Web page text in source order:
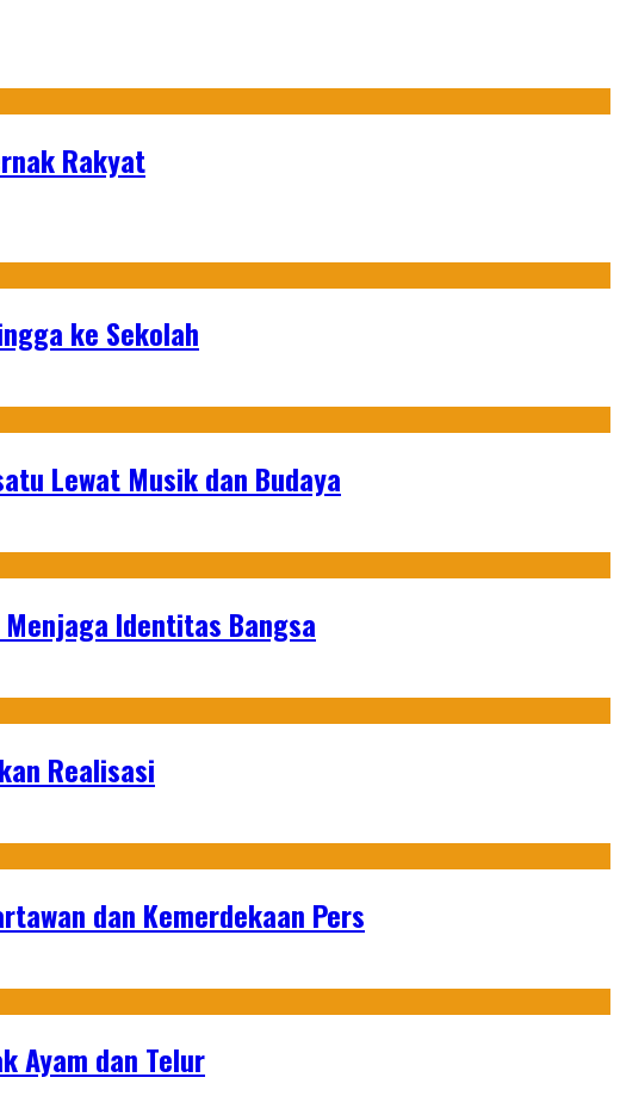
Rakyat
ke Sekolah
Lewat Musik dan Budaya
Menjaga Identitas Bangsa
Realisasi
dan Kemerdekaan Pers
Ayam dan Telur